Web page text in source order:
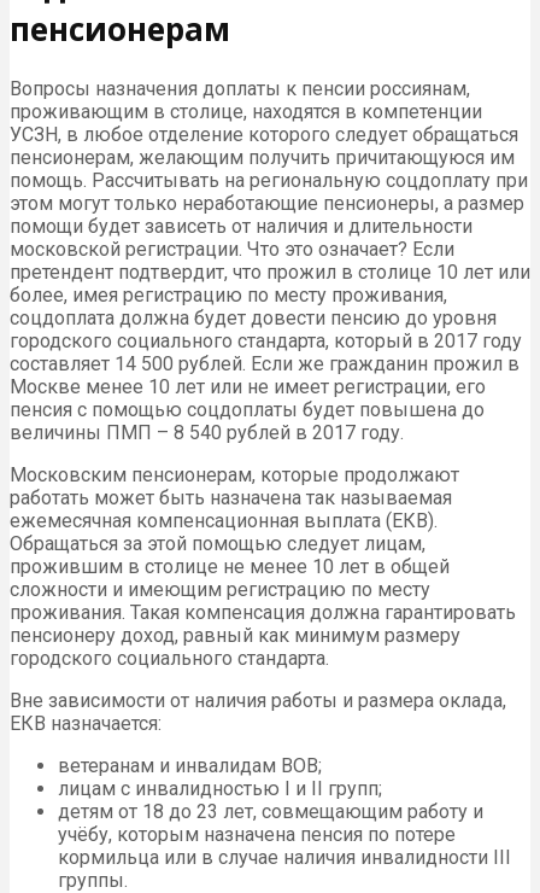
пенсионерам
Вопросы назначения доплаты к пенсии россиянам,
проживающим в столице, находятся в компетенции
УСЗН, в любое отделение которого следует обращаться
пенсионерам, желающим получить причитающуюся им
помощь. Рассчитывать на региональную соцдоплату при
этом могут только неработающие пенсионеры, а размер
помощи будет зависеть от наличия и длительности
московской регистрации. Что это означает? Если
претендент подтвердит, что прожил в столице 10 лет или
более, имея регистрацию по месту проживания,
соцдоплата должна будет довести пенсию до уровня
городского социального стандарта, который в 2017 году
составляет 14 500 рублей. Если же гражданин прожил в
Москве менее 10 лет или не имеет регистрации, его
пенсия с помощью соцдоплаты будет повышена до
величины ПМП – 8 540 рублей в 2017 году.
Московским пенсионерам, которые продолжают
работать может быть назначена так называемая
ежемесячная компенсационная выплата (ЕКВ).
Обращаться за этой помощью следует лицам,
прожившим в столице не менее 10 лет в общей
сложности и имеющим регистрацию по месту
проживания. Такая компенсация должна гарантировать
пенсионеру доход, равный как минимум размеру
городского социального стандарта.
Вне зависимости от наличия работы и размера оклада,
ЕКВ назначается:
ветеранам и инвалидам ВОВ;
лицам с инвалидностью I и II групп;
детям от 18 до 23 лет, совмещающим работу и
учёбу, которым назначена пенсия по потере
кормильца или в случае наличия инвалидности III
группы.